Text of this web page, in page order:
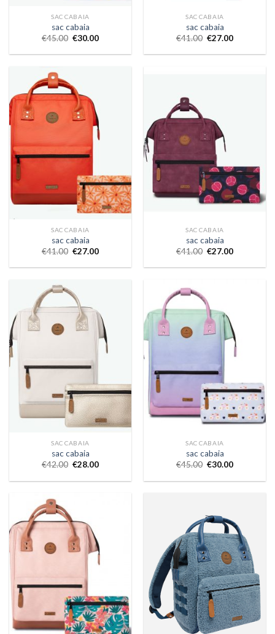
SAC CABAIA
sac cabaia
€45.00 €30.00
SAC CABAIA
sac cabaia
€41.00 €27.00
SAC CABAIA
sac cabaia
€41.00 €27.00
SAC CABAIA
sac cabaia
€41.00 €27.00
SAC CABAIA
sac cabaia
€42.00 €28.00
SAC CABAIA
sac cabaia
€45.00 €30.00